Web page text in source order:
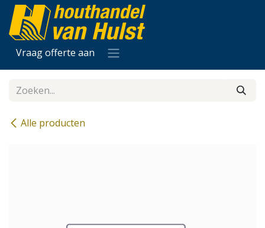
Overslaan naar inhoud
Vraag offerte aan
Alle producten